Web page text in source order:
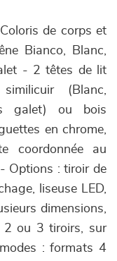
de corps et
Bianco, Blanc,
- 2 têtes de lit
(Blanc,
galet) ou bois
en chrome,
coordonnée au
Options : tiroir de
liseuse LED,
dimensions,
2 ou 3 tiroirs, sur
: formats 4